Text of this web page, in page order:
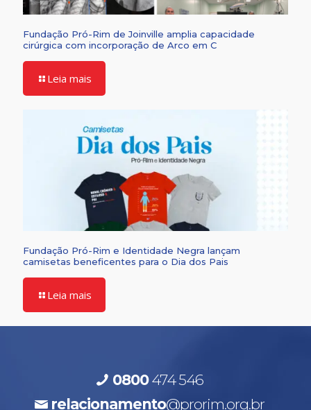
Fundação Pró-Rim de Joinville amplia capacidade
cirúrgica com incorporação de Arco em C
Leia mais
Fundação Pró-Rim e Identidade Negra lançam
camisetas beneficentes para o Dia dos Pais
Leia mais
0800474 546
relacionamento@prorim.org.br